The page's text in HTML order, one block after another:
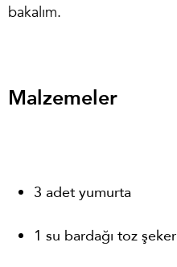
bakalım.
Malzemeler
3 adet yumurta
1 su bardağı toz şeker